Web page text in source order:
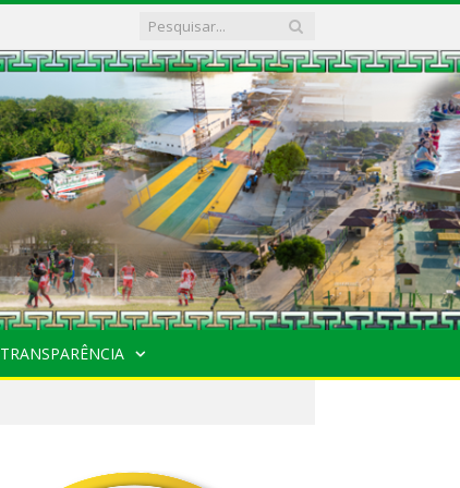
TRANSPARÊNCIA